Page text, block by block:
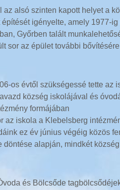
alsó szinten kapott helyet a
igényelte, amely 1977-
Győrben talált
sor az épület további
os évtől szükségessé tette az
község iskolájával és
formájában
az iskola a Klebelsberg
ez év június végéig közös
alapján, mindkét
és Bölcsőde